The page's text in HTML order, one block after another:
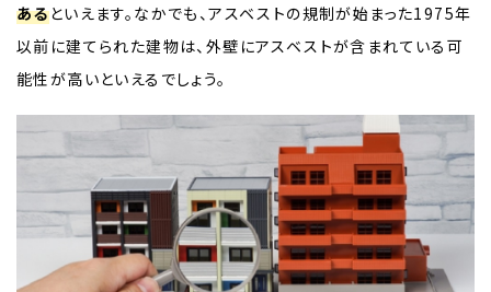
あるといえます。なかでも、アスベストの規制が始まった1975年
以前に建てられた建物は、外壁にアスベストが含まれている可
能性が高いといえるでしょう。